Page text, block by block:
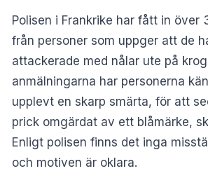
Polisen i Frankrike har fått in över
från personer som uppger att de
attackerade med nålar ute på
anmälningarna har personerna
upplevt en skarp smärta, för att
prick omgärdat av ett blåmärke,
Enligt polisen finns det inga
och motiven är oklara.